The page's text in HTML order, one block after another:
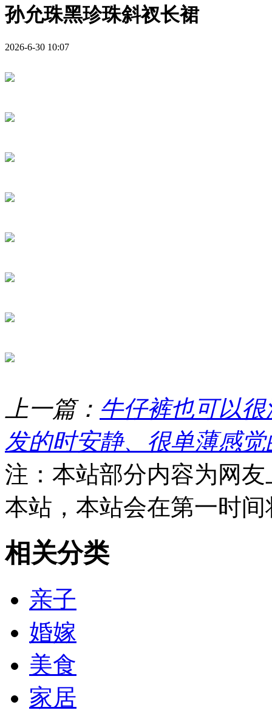
孙允珠黑珍珠斜衩长裙
2026-6-30 10:07
上一篇： 牛仔裤也可以
发的时安静、很单薄感觉
注：本站部分内容为网
本站，本站会在第一时
相关分类
亲子
婚嫁
美食
家居